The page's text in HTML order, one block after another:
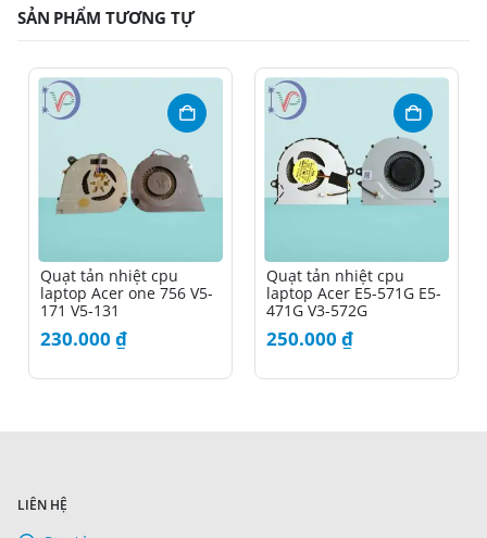
SẢN PHẨM TƯƠNG TỰ
Quạt tản nhiệt cpu
laptop Acer one 756 V5-
171 V5-131
230.000 ₫
Quạt tản nhiệt cpu
laptop Acer E5-571G E5-
471G V3-572G
250.000 ₫
LIÊN HỆ